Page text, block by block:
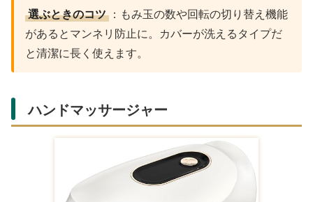
選ぶときのコツ ：もみ玉の数や回転の切り替え機能
があるとマンネリ防止に。カバーが洗えるタイプだ
と清潔に長く使えます。
ハンドマッサージャー